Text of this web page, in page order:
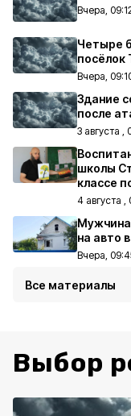
Вчера,
Четыре
посёлок
Вчера,
Здание
после
3 августа ,
школы
классе
4 августа ,
Мужчина
на авто
Вчера,
Все материалы
Выбор